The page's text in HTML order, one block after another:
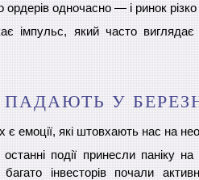
ордерів одночасно — і ринок різко
імпульс, який часто
У
емоції, які штовхають нас на
події принесли паніку на
багато інвесторів почали